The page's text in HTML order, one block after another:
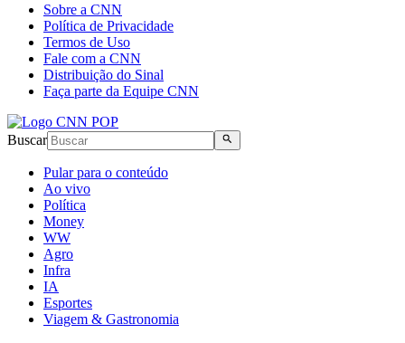
Sobre a CNN
Política de Privacidade
Termos de Uso
Fale com a CNN
Distribuição do Sinal
Faça parte da Equipe CNN
Buscar
Pular para o conteúdo
Ao vivo
Política
Money
WW
Agro
Infra
IA
Esportes
Viagem & Gastronomia